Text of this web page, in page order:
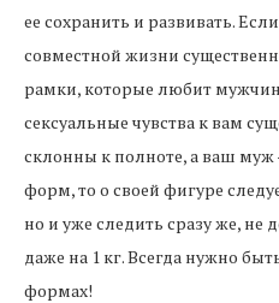
ее сохранить и развивать.
совместной жизни
рамки, которые любит
сексуальные чувства к вам
склонны к полноте, а ваш
форм, то о своей фигуре
но и уже следить сразу же, не
даже на 1 кг. Всегда нужно
формах!